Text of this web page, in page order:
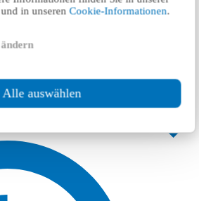
und in unserenCookie-Informationen.
Alle auswählen